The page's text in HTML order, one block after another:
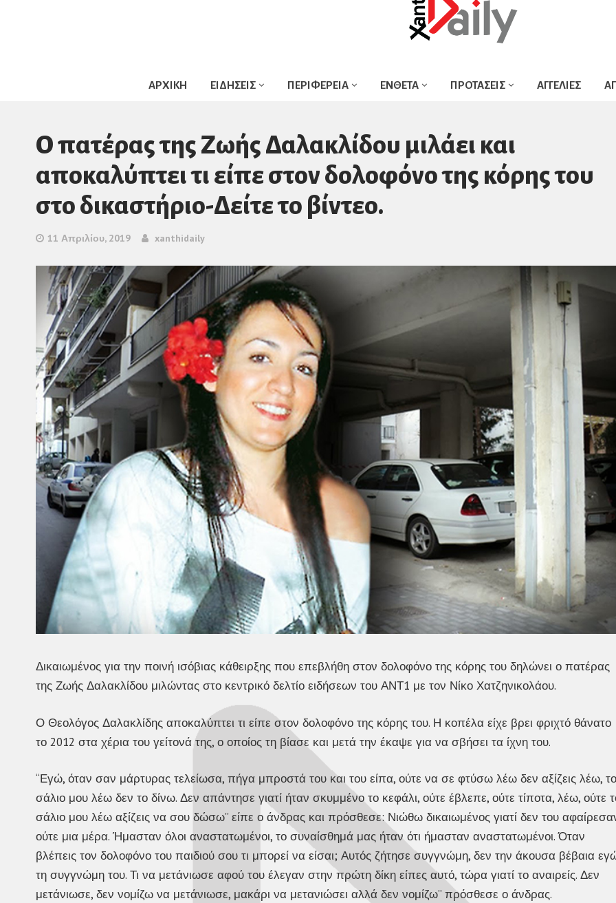
ΑΡΧΙΚΗ ΕΙΔΗΣΕΙΣ ΠΕΡΙΦΕΡΕΙΑ ΕΝΘΕΤΑ ΠΡΟΤΑΣΕΙΣ ΑΓΓΕΛΙΕΣ
O πατέρας της Ζωής Δαλακλίδου μιλάει και
αποκαλύπτει τι είπε στον δολοφόνο της κόρης του
στο δικαστήριο-Δείτε το βίντεο.
11 Απριλίου, 2019 xanthidaily
Δικαιωμένος για την ποινή ισόβιας κάθειρξης που επεβλήθη στον δολοφόνο της κόρης του δηλώνει ο πατέρας
της Ζωής Δαλακλίδου μιλώντας στο κεντρικό δελτίο ειδήσεων του ΑΝΤ1 με τον Νίκο Χατζηνικολάου.
Ο Θεολόγος Δαλακλίδης αποκαλύπτει τι είπε στον δολοφόνο της κόρης του. Η κοπέλα είχε βρει φριχτό θάνατο
το 2012 στα χέρια του γείτονά της, ο οποίος τη βίασε και μετά την έκαψε για να σβήσει τα ίχνη του.
“Εγώ, όταν σαν μάρτυρας τελείωσα, πήγα μπροστά του και του είπα, ούτε να σε φτύσω λέω δεν αξίζεις λέω, το
σάλιο μου λέω δεν το δίνω. Δεν απάντησε γιατί ήταν σκυμμένο το κεφάλι, ούτε έβλεπε, ούτε τίποτα, λέω, ούτε
σάλιο μου λέω αξίζεις να σου δώσω” είπε ο άνδρας και πρόσθεσε: Νιώθω δικαιωμένος γιατί δεν του
ούτε μια μέρα. Ήμασταν όλοι αναστατωμένοι, το συναίσθημά μας ήταν ότι ήμασταν αναστατωμένοι. Όταν
βλέπεις τον δολοφόνο του παιδιού σου τι μπορεί να είσαι; Αυτός ζήτησε συγγνώμη, δεν την άκουσα βέβαια
τη συγγνώμη του. Τι να μετάνιωσε αφού του έλεγαν στην πρώτη δίκη είπες αυτό, τώρα γιατί το αναιρείς. Δεν
μετάνιωσε, δεν νομίζω να μετάνιωσε, μακάρι να μετανιώσει αλλά δεν νομίζω” πρόσθεσε ο άνδρας.